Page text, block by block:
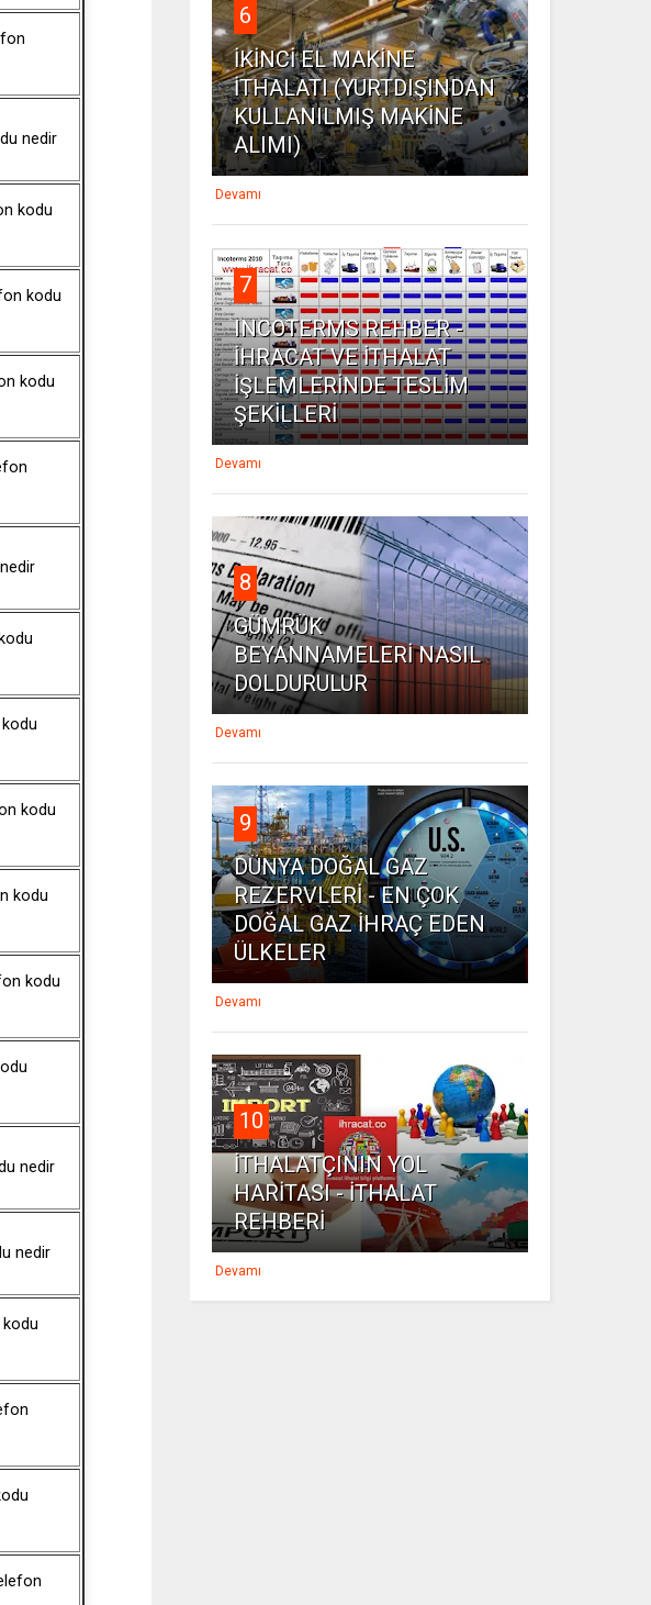
nedir
kodu
kodu
kodu
kodu
kodu
kodu
nedir
nedir
kodu
6
İKİNCİ EL MAKİNE
İTHALATI (YURTDIŞINDAN
KULLANILMIŞ MAKİNE
ALIMI)
Devamı
7
INCOTERMS REHBER -
İHRACAT VE İTHALAT
İŞLEMLERİNDE TESLİM
ŞEKİLLERİ
Devamı
8
GÜMRÜK
BEYANNAMELERİ NASIL
DOLDURULUR
Devamı
9
DÜNYA DOĞAL GAZ
REZERVLERİ - EN ÇOK
DOĞAL GAZ İHRAÇ EDEN
ÜLKELER
Devamı
10
İTHALATÇININ YOL
HARİTASI - İTHALAT
REHBERİ
Devamı